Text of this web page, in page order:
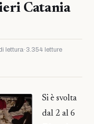
Catania
lettura· 3.354 letture
Si è svolta
dal 2 al 6